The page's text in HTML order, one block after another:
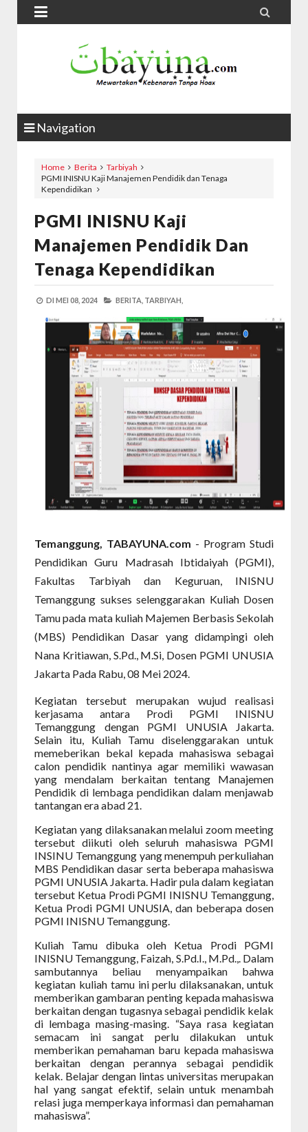
 
Navigation
Home Berita
Tarbiyah
PGMI INISNU Kaji Manajemen Pendidik dan Tenaga
Kependidikan
PGMI INISNU Kaji
Manajemen Pendidik Dan
Tenaga Kependidikan
DI MEI 08, 2024 BERITA, TARBIYAH,
Temanggung, TABAYUNA.com - Program Studi
Pendidikan Guru Madrasah Ibtidaiyah (PGMI),
Fakultas Tarbiyah dan Keguruan, INISNU
Temanggung sukses selenggarakan Kuliah Dosen
Tamu pada mata kuliah Majemen Berbasis Sekolah
(MBS) Pendidikan Dasar yang didampingi oleh
Nana Kritiawan, S.Pd., M.Si, Dosen PGMI UNUSIA
Jakarta Pada Rabu, 08 Mei 2024.
Kegiatan tersebut merupakan wujud realisasi
kerjasama antara Prodi PGMI INISNU
Temanggung dengan PGMI UNUSIA Jakarta.
Selain itu, Kuliah Tamu diselenggarakan untuk
memeberikan bekal kepada mahasiswa sebagai
calon pendidik nantinya agar memiliki wawasan
yang mendalam berkaitan tentang Manajemen
Pendidik di lembaga pendidikan dalam menjawab
tantangan era abad 21.
Kegiatan yang dilaksanakan melalui zoom meeting
tersebut diikuti oleh seluruh mahasiswa PGMI
INSINU Temanggung yang menempuh perkuliahan
MBS Pendidikan dasar serta beberapa mahasiswa
PGMI UNUSIA Jakarta. Hadir pula dalam kegiatan
tersebut Ketua Prodi PGMI INISNU Temanggung,
Ketua Prodi PGMI UNUSIA, dan beberapa dosen
PGMI INISNU Temanggung.
Kuliah Tamu dibuka oleh Ketua Prodi PGMI
INISNU Temanggung, Faizah, S.Pd.I., M.Pd.,. Dalam
sambutannya beliau menyampaikan bahwa
kegiatan kuliah tamu ini perlu dilaksanakan, untuk
memberikan gambaran penting kepada mahasiswa
berkaitan dengan tugasnya sebagai pendidik kelak
di lembaga masing-masing. “Saya rasa kegiatan
semacam ini sangat perlu dilakukan untuk
memberikan pemahaman baru kepada mahasiswa
berkaitan dengan perannya sebagai pendidik
kelak. Belajar dengan lintas universitas merupakan
hal yang sangat efektif, selain untuk menambah
relasi juga memperkaya informasi dan pemahaman
mahasiswa”.